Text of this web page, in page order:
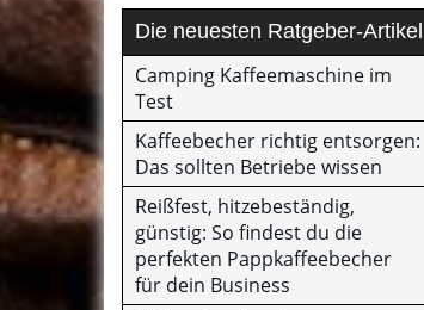
Die neuesten Ratgeber-Artikel
Camping Kaffeemaschine im
Test
Kaffeebecher richtig entsorgen:
Das sollten Betriebe wissen
Reißfest, hitzebeständig,
günstig: So findest du die
perfekten Pappkaffeebecher
für dein Business